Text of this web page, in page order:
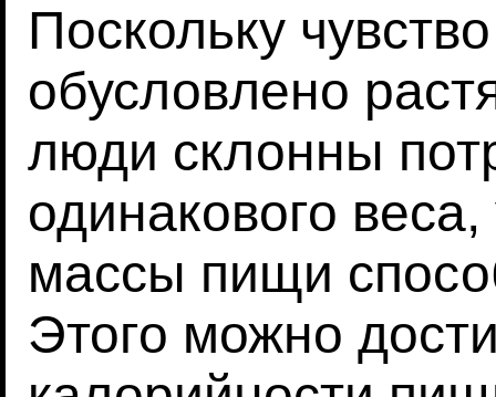
Поскольку
обусловлено
люди склонны
одинакового
массы пищи
Этого можно